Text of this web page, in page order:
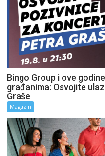
Bingo Group i ove
građanima: Osvojite
Graše
Magazin